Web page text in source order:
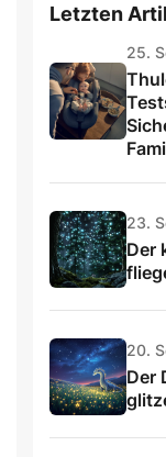
Letzten
25.
23.
Der
20.
Der